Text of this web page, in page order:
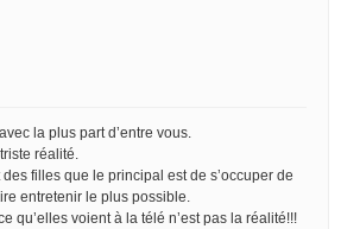
la plus part d’entre vous.
réalité.
filles que le principal est de s’occuper de
entretenir le plus possible.
qu’elles voient à la télé n’est pas la réalité!!!